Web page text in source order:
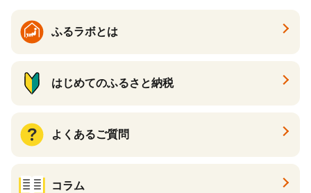
ふるラボとは
はじめてのふるさと納税
よくあるご質問
コラム